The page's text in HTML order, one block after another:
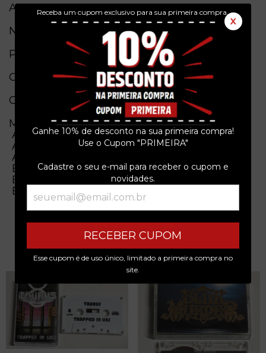
Receba um cupom exclusivo para sua primeira compra.
X
Ganhe 10% de desconto na sua primeira compra!
Use o Cupom "PRIMEIRA"
Cadastre o seu e-mail para receber o cupom e
novidades.
RECEBER CUPOM
Esse cupom é de uso único, limitado a primeira compra no
site.
Ano = 2018
Numero de Catalogo =
Pais de origem = Bolivia
Conservação = Ex(Capa) / Ex(Fita)
Obs. = Capa simples com Tracklist.
Musicas
A1 Infernal Rise
A2 False Messiah
A3 Nausea
B1 Igreja Universal
B2 UxFxTx - United For Thrash (Live)
B3 Deadly Sadistc Experiments (Live)
PRODUTOS SIMILARES